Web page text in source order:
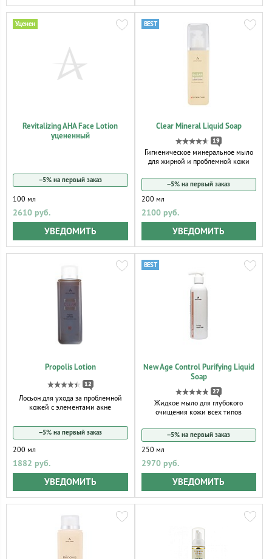
Revitalizing AHA Face Lotion
уцененный
−5% на первый заказ
100 мл
2610 руб.
УВЕДОМИТЬ
Clear Mineral Liquid Soap
19
Гигиеническое минеральное мыло
для жирной и проблемной кожи
−5% на первый заказ
200 мл
2100 руб.
УВЕДОМИТЬ
Propolis Lotion
12
Лосьон для ухода за проблемной
кожей с элементами акне
−5% на первый заказ
200 мл
1882 руб.
УВЕДОМИТЬ
New Age Control Purifying Liquid
Soap
27
Жидкое мыло для глубокого
очищения кожи всех типов
−5% на первый заказ
250 мл
2970 руб.
УВЕДОМИТЬ